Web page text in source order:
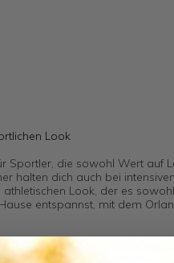
Look
Sportler, die sowohl Wert auf
halten dich auch bei
Look, der es
entspannst, mit dem